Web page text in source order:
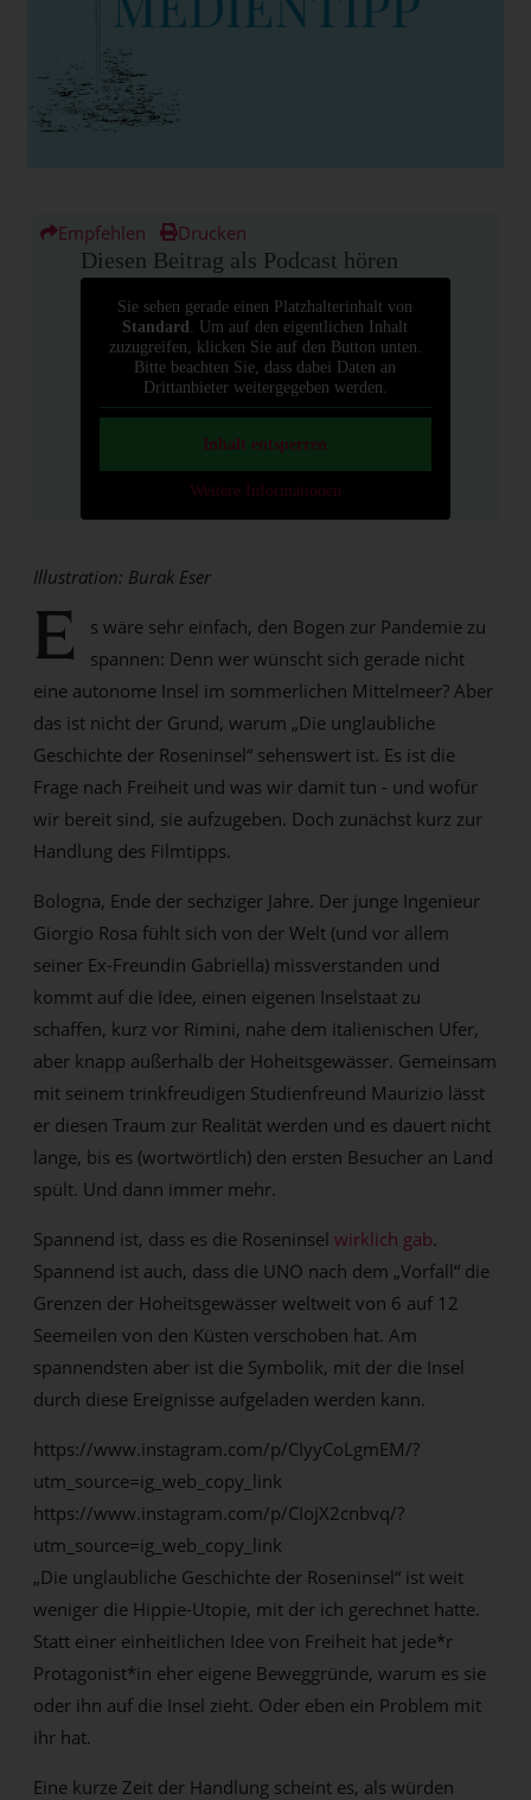
Empfehlen Drucken
Diesen Beitrag als Podcast hören
Sie sehen gerade einen Platzhalterinhalt von
Standard
. Um auf den eigentlichen Inhalt
zuzugreifen, klicken Sie auf den Button unten.
Bitte beachten Sie, dass dabei Daten an
Drittanbieter weitergegeben werden.
Inhalt entsperren
Weitere Informationen
Illustration: Burak Eser
E
s wäre sehr einfach, den Bogen zur Pandemie zu
spannen: Denn wer wünscht sich gerade nicht
eine autonome Insel im sommerlichen Mittelmeer? Aber
das ist nicht der Grund, warum „Die unglaubliche
Geschichte der Roseninsel“ sehenswert ist. Es ist die
Frage nach Freiheit und was wir damit tun - und wofür
wir bereit sind, sie aufzugeben. Doch zunächst kurz zur
Handlung des Filmtipps.
Bologna, Ende der sechziger Jahre. Der junge Ingenieur
Giorgio Rosa fühlt sich von der Welt (und vor allem
seiner Ex-Freundin Gabriella) missverstanden und
kommt auf die Idee, einen eigenen Inselstaat zu
schaffen, kurz vor Rimini, nahe dem italienischen Ufer,
aber knapp außerhalb der Hoheitsgewässer. Gemeinsam
mit seinem trinkfreudigen Studienfreund Maurizio lässt
er diesen Traum zur Realität werden und es dauert nicht
lange, bis es (wortwörtlich) den ersten Besucher an Land
spült. Und dann immer mehr.
Spannend ist, dass es die Roseninselwirklich gab.
Spannend ist auch, dass die UNO nach dem „Vorfall“ die
Grenzen der Hoheitsgewässer weltweit von 6 auf 12
Seemeilen von den Küsten verschoben hat. Am
spannendsten aber ist die Symbolik, mit der die Insel
durch diese Ereignisse aufgeladen werden kann.
https://www.instagram.com/p/CIyyCoLgmEM/?
utm_source=ig_web_copy_link
https://www.instagram.com/p/CIojX2cnbvq/?
utm_source=ig_web_copy_link
„Die unglaubliche Geschichte der Roseninsel“ ist weit
weniger die Hippie-Utopie, mit der ich gerechnet hatte.
Statt einer einheitlichen Idee von Freiheit hat jede*r
Protagonist*in eher eigene Beweggründe, warum es sie
oder ihn auf die Insel zieht. Oder eben ein Problem mit
ihr hat.
Eine kurze Zeit der Handlung scheint es, als würden